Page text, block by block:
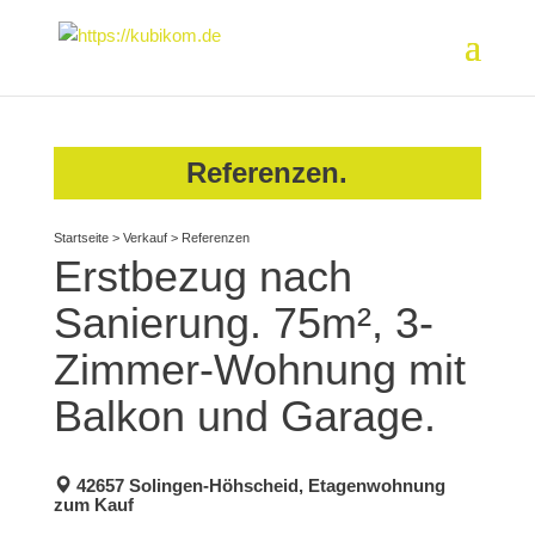
Referenzen.
Startseite> Verkauf> Referenzen
Erstbezug nach
Sanierung. 75m², 3-
Zimmer-Wohnung mit
Balkon und Garage.
42657 Solingen-Höhscheid, Etagenwohnung
zum Kauf